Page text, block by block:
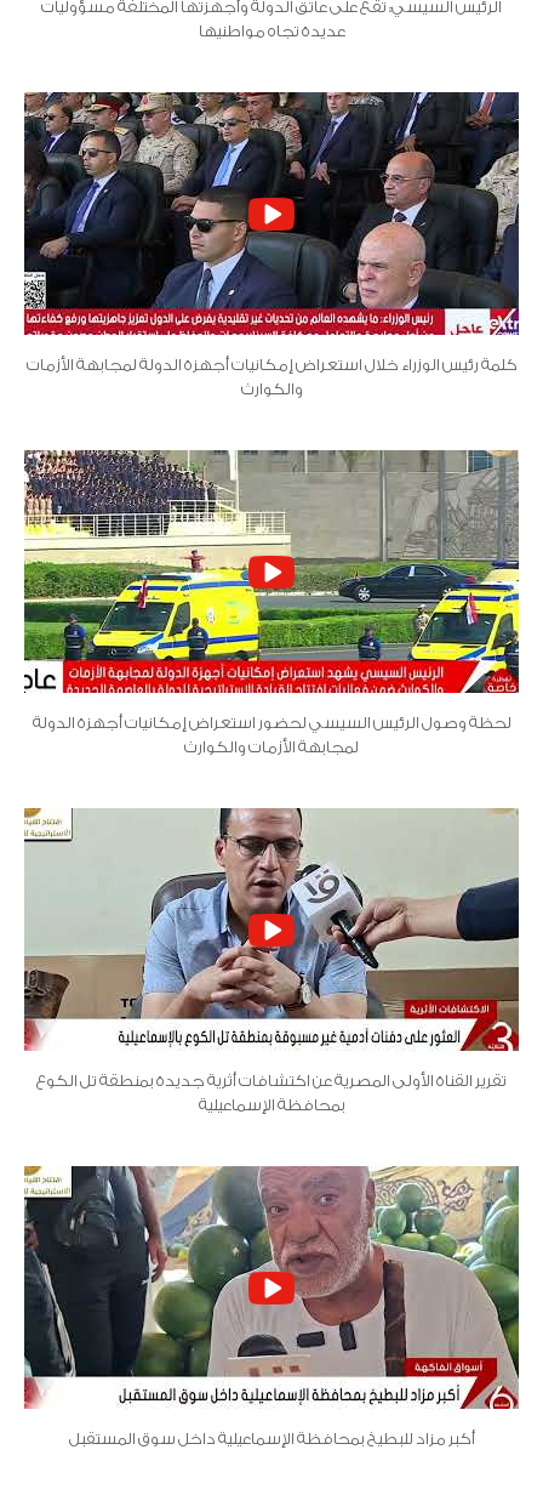
الرئيس السيسي: تقع على عاتق الدولة وأجهزتها المختلفة مسؤوليات
عديدة تجاه مواطنيها
كلمة رئيس الوزراء خلال استعراض إمكانيات أجهزة الدولة لمجابهة الأزمات
والكوارث
لحظة وصول الرئيس السيسي لحضور استعراض إمكانيات أجهزة الدولة
لمجابهة الأزمات والكوارث
تقرير القناة الأولى المصرية عن اكتشافات أثرية جديدة بمنطقة تل الكوع
بمحافظة الإسماعيلية
أكبر مزاد للبطيخ بمحافظة الإسماعيلية داخل سوق المستقبل